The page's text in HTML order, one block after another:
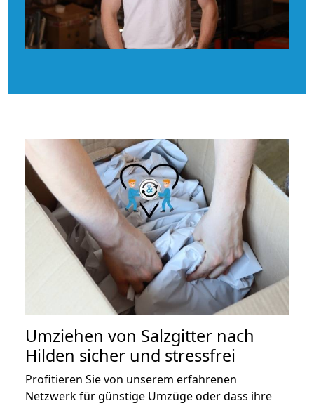
Umziehen von Salzgitter nach
Hilden sicher und stressfrei
Profitieren Sie von unserem erfahrenen
Netzwerk für günstige Umzüge oder dass ihre